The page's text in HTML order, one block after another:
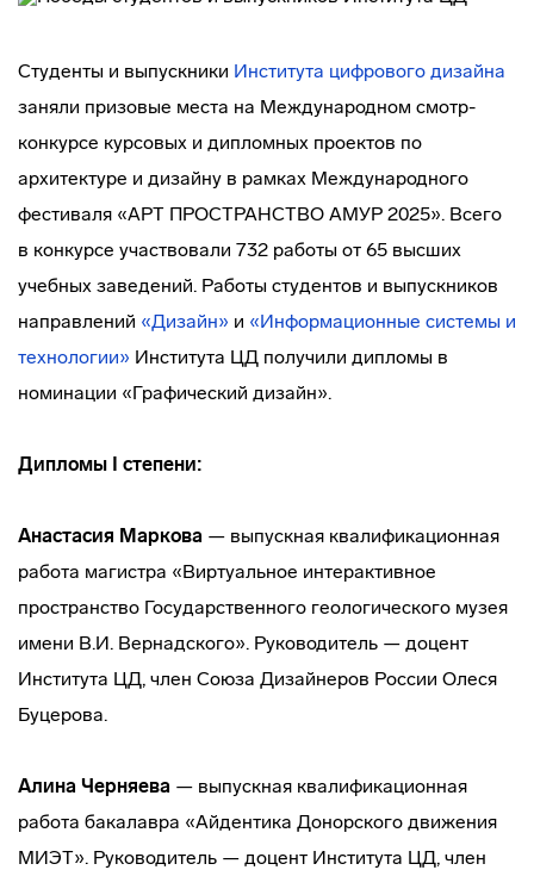
Студенты и выпускники Института цифрового дизайна
заняли призовые места на Международном смотр-
конкурсе курсовых и дипломных проектов по
архитектуре и дизайну в рамках Международного
фестиваля «АРТ ПРОСТРАНСТВО АМУР 2025». Всего
в конкурсе участвовали 732 работы от 65 высших
учебных заведений. Работы студентов и выпускников
направлений «Дизайн» и «Информационные системы и
технологии» Института ЦД получили дипломы в
номинации «Графический дизайн».
Дипломы I степени:
Анастасия Маркова — выпускная квалификационная
работа магистра «Виртуальное интерактивное
пространство Государственного геологического музея
имени В.И. Вернадского». Руководитель — доцент
Института ЦД, член Союза Дизайнеров России Олеся
Буцерова.
Алина Черняева — выпускная квалификационная
работа бакалавра «Айдентика Донорского движения
МИЭТ». Руководитель — доцент Института ЦД, член